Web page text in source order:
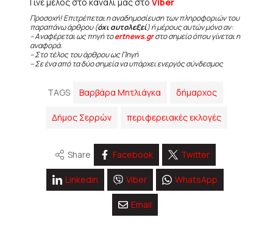
Προσοχή! Επιτρέπεται η αναδημοσίευση των πληροφοριών του
παραπάνω άρθρου (όχι αυτολεξεί) ή μέρους αυτών μόνο αν:
– Αναφέρεται ως πηγή τοertnews.grστο σημείο όπου γίνεται η
αναφορά.
– Στο τέλος του άρθρου ως Πηγή
– Σε ένα από τα δύο σημεία να υπάρχει ενεργός σύνδεσμος
TAGS Βαρβάρα Μητλιάγκα δήμαρχος
Δήμος Σερρών περιφερειακές εκλογές
Share Facebook Twitter
Linkedin Viber WhatsApp
Email